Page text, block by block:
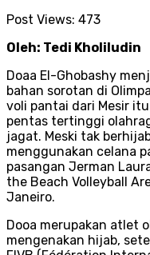
Post Views: 473
Oleh: Tedi Kholiludin
Doaa El-Ghobashy
bahan sorotan di
voli pantai dari Mesir
pentas tertinggi
jagat. Meski tak
menggunakan celana
pasangan Jerman
the Beach Volleyball
Janeiro.
Dooa merupakan atlet
mengenakan hijab,